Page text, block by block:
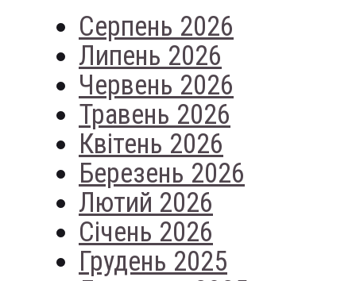
Серпень 2026
Липень 2026
Червень 2026
Травень 2026
Квітень 2026
Березень 2026
Лютий 2026
Січень 2026
Грудень 2025